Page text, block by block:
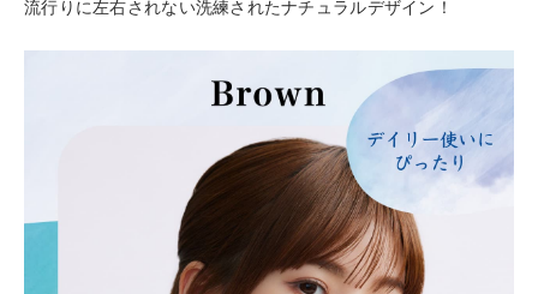
流行りに左右されない洗練されたナチュラルデザイン！